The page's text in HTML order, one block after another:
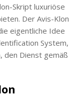
Skript luxuriöse
Der Avis-Klon
eigentliche Idee
System,
den Dienst gemäß